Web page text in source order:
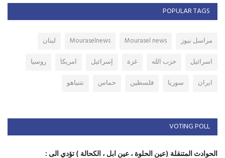
POPULAR TAGS
مراسل نيوز Mourasel news
Mouraselnews
لبنان
اسرائيل
حزب الله غزة إسرائيل امريكا
روسيا
ايران
سوريا فلسطين حماس نتنياهو
VOTING POLL
الحوادث المتنقلة (عين الحلوة ، عين ابل ، الكحالة ) تؤدي الى :